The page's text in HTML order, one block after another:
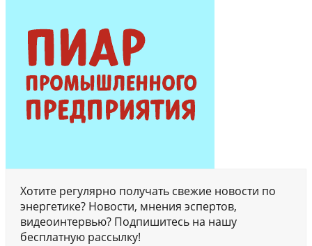
Хотите регулярно получать свежие новости по
энергетике? Новости, мнения эспертов,
видеоинтервью? Подпишитесь на нашу
бесплатную рассылку!